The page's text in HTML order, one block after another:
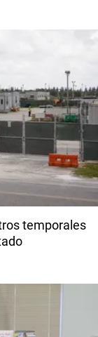
temporales